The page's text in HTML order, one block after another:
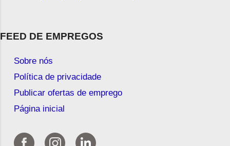
FEED DE EMPREGOS
Sobre nós
Política de privacidade
Publicar ofertas de emprego
Página inicial